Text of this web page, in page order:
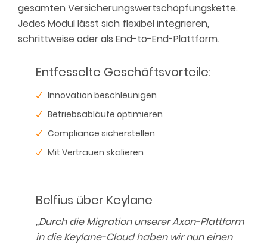
gesamten Versicherungswertschöpfungskette.
Jedes Modul lässt sich flexibel integrieren,
schrittweise oder als End-to-End-Plattform.
Entfesselte Geschäftsvorteile:
Innovation beschleunigen
Betriebsabläufe optimieren
Compliance sicherstellen
Mit Vertrauen skalieren
Belfius über Keylane
„Durch die Migration unserer Axon-Plattform
in die Keylane-Cloud haben wir nun einen